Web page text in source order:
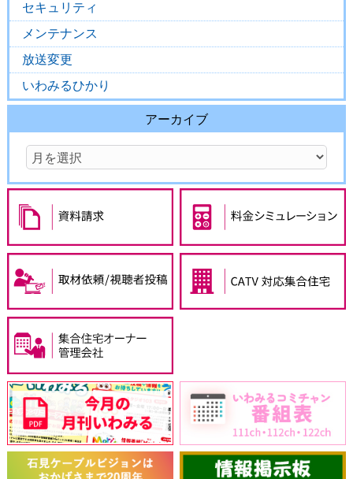
セキュリティ
メンテナンス
放送変更
いわみるひかり
アーカイブ